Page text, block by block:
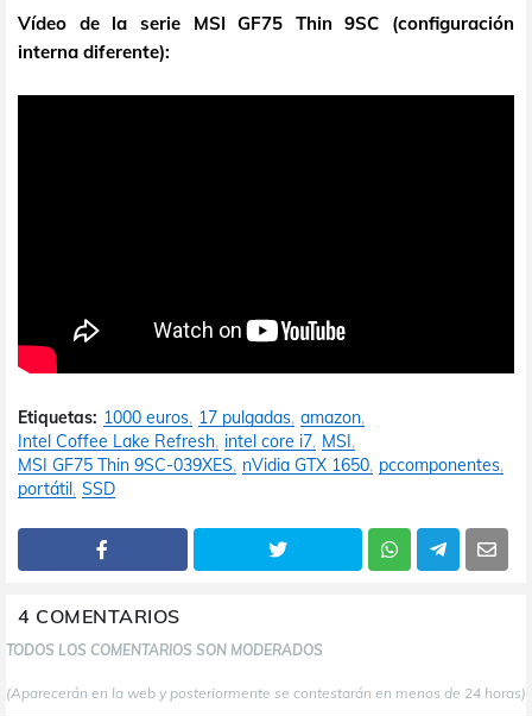
Vídeo de la serie MSI GF75 Thin 9SC (configuración
interna diferente):
Etiquetas: 1000 euros 17 pulgadas amazon
Intel Coffee Lake Refresh intel core i7 MSI
MSI GF75 Thin 9SC-039XES nVidia GTX 1650 pccomponentes
portátil SSD
4 COMENTARIOS
TODOS LOS COMENTARIOS SON MODERADOS
(Aparecerán en la web y posteriormente se contestarán en menos de 24 horas)